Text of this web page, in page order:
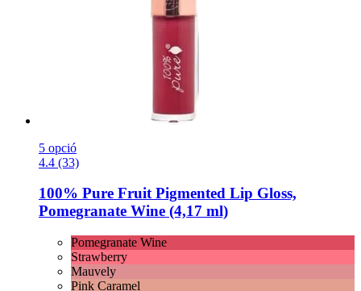
5 opció
4.4 (33)
100% Pure Fruit Pigmented Lip Gloss,
Pomegranate Wine (4,17 ml)
Pomegranate Wine
Strawberry
Mauvely
Pink Caramel